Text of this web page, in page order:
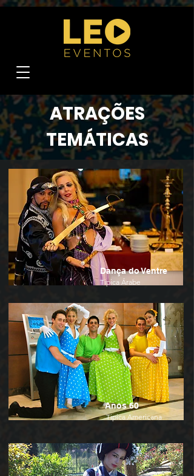
769063901788694
ATRAÇÕES
TEMÁTICAS
Dança do Ventre
Tipica Árabe
Anos 60
Tipica Americana